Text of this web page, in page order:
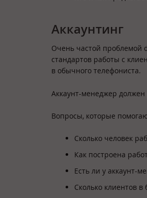
Аккаунтинг
Очень частой проблемой
стандартов работы с
в обычного телефониста.
Аккаунт-менеджер должен
Вопросы, которые
Сколько человек
Как построена
Есть ли у аккаунт-
Сколько клиентов в